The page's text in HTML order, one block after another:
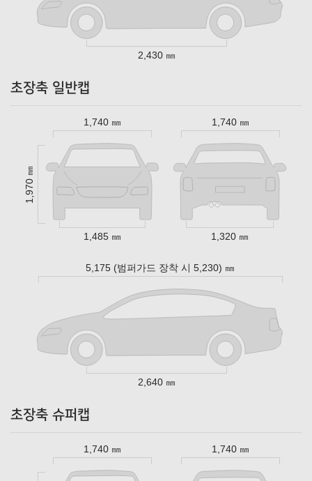
2,430 ㎜
초장축 일반캡
1,740 ㎜ 1,740 ㎜
1,970 ㎜
1,485 ㎜ 1,320 ㎜
5,175 (범퍼가드 장착 시 5,230) ㎜
2,640 ㎜
초장축 슈퍼캡
1,740 ㎜ 1,740 ㎜